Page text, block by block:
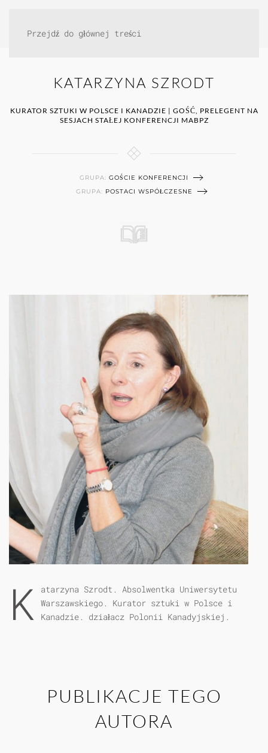
Przejdź do głównej treści
KATARZYNA SZRODT
KURATOR SZTUKI W POLSCE I KANADZIE | GOŚĆ, PRELEGENT NA
SESJACH STAŁEJ KONFERENCJI MABPZ
GRUPA: GOŚCIE KONFERENCJI
GRUPA: POSTACI WSPÓŁCZESNE
K
atarzyna Szrodt. Absolwentka Uniwersytetu
Warszawskiego. Kurator sztuki w Polsce i
Kanadzie. działacz Polonii Kanadyjskiej.
PUBLIKACJE TEGO
AUTORA